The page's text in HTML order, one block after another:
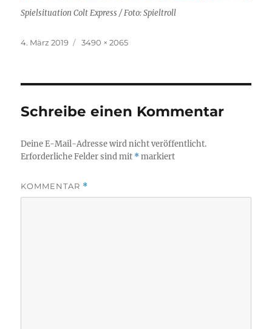
Spielsituation Colt Express / Foto: Spieltroll
Veröffentlicht
4. März 2019 Originalgröße
3490 × 2065
Schreibe einen Kommentar
Deine E-Mail-Adresse wird nicht veröffentlicht.
Erforderliche Felder sind mit *markiert
KOMMENTAR *